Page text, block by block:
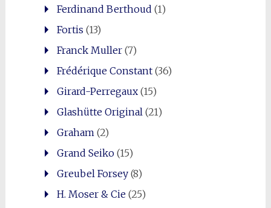
Ferdinand Berthoud (1)
Fortis (13)
Franck Muller(7)
Frédérique Constant(36)
Girard-Perregaux(15)
Glashütte Original(21)
Graham(2)
Grand Seiko(15)
Greubel Forsey(8)
H. Moser & Cie(25)